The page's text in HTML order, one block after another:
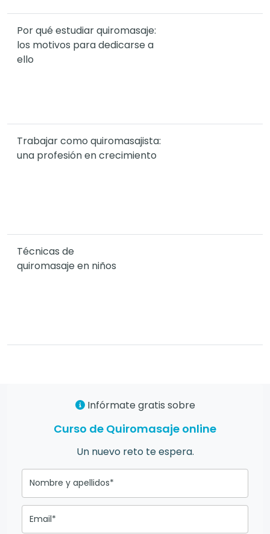
Por qué estudiar quiromasaje:
los motivos para dedicarse a
ello
Trabajar como quiromasajista:
una profesión en crecimiento
Técnicas de
quiromasaje en niños
Infórmate gratis sobre
Curso de Quiromasaje online
Un nuevo reto te espera.
Nombre y apellidos*
Email*